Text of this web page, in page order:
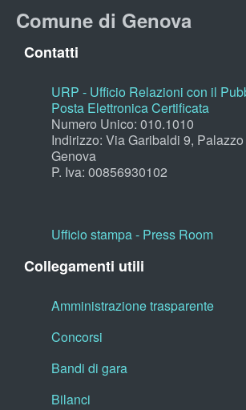
Comune di Genova
Contatti
URP - Ufficio Relazioni con il
Posta Elettronica Certificata
Numero Unico: 010.1010
Indirizzo: Via Garibaldi 9,
Genova
P. Iva: 00856930102
Ufficio stampa - Press Room
Collegamenti utili
Amministrazione trasparente
Concorsi
Bandi di gara
Bilanci